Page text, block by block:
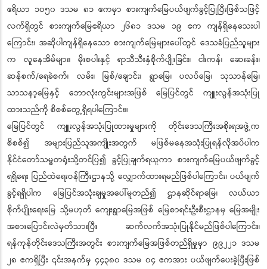
ဧရိယာ ၁၀၅၀ ဒသမ ၈၁ ဧကမှာ စားကျက်မြေပယ်ဖျက်ခွင့်ပြုပြီးဖြစ်သဖြင့်
လက်ရှိတွင် စားကျက်မြေဧရိယာ ၂၆၈၁ ဒသမ ၁၉ ဧက ကျန်ရှိနေသေးပါ
ကြောင်း၊ အဆိုပါကျန်ရှိနေသော စားကျက်မြေများပေါ်တွင် ဒေသခံပြည်သူများ
က လူနေအိမ်များ၊ မိုးစပါးနှင့် ရာသီသီးနှံစိုက်ပျိုးခြင်း၊ ငါးကန်၊ ဆေးခန်း၊
ဆန်စက်/ရေခဲစက်၊ လမ်း၊ မြစ်/ချောင်း၊ ရွာမြေ၊ ပလပ်မြေ၊ သုသာန်မြေ၊
သာသနာ့မြေနှင့် ဘောလုံးကွင်းများအဖြစ် မြေပြင်တွင် ကျူးလွန်အသုံးပြု
ထားသည်ကို စိစစ်တွေ့ရှိရပါကြောင်း။
မြေပြင်တွင် ကျူးလွန်အသုံးပြုထားမှုများကို တိုင်းဒေသကြီးအစိုးရအဖွဲ့က
စိစစ်၍ အများပြည်သူအကျိုးအတွက် မဖြစ်မနေအသုံးပြုရန်လိုအပ်ပါက
နိုင်ငံတော်သမ္မတရုံးသို့တင်ပြ၍ ခွင့်ပြုချက်ရယူကာ စားကျက်မြေပယ်ဖျက်ခွင့်
ရရှိရေး ပြည်ထဲရေးဝန်ကြီးဌာနသို့ လျှောက်ထားရမည်ဖြစ်ပါကြောင်း၊ ပယ်ဖျက်
ခွင့်ရရှိပါက မြေပြင်အသုံးချမှုအပေါ်မူတည်၍ ဌာနဆိုင်ရာမြေ၊ လယ်ယာ
စိုက်ပျိုးရေးမြေ သို့မဟုတ် ကျေးရွာမြေအဖြစ် မြေစာရင်းဦးစီးဌာနမှ မြေအမျိုး
အစားပြောင်းလဲမှတ်သားပြီး ဆက်လက်အသုံးပြုနိုင်မည်ဖြစ်ပါကြောင်း၊
ရန်ကုန်တိုင်းဒေသကြီးအတွင်း စားကျက်မြေအဖြစ်တည်ရှိမှုမှာ ၉၉၂၂၁ ဒသမ
၂၈ ဧကရှိပြီး ၎င်းအနက်မှ ၄၄၃၈၀ ဒသမ ၀၄ ဧကအား ပယ်ဖျက်ပေးခဲ့ပြီးဖြစ်